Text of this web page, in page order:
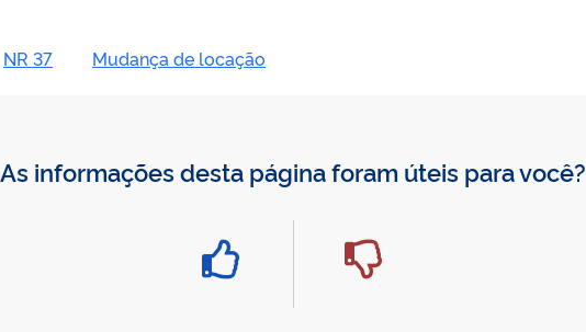
NR 37 Mudança de locação
As informações desta página foram úteis para você?